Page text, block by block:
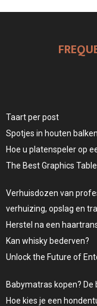
Taart per post
Spotjes in houten
Hoe u platenspeler op
The Best Graphics
Verhuisdozen van
verhuizing, opslag en
Herstel na een
Kan whisky bederven?
Unlock the Future of
Babymatras kopen? De
Hoe kies je een